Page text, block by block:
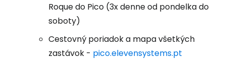
Roque do Pico (3x denne od pondelka do
soboty)
Cestovný poriadok a mapa všetkých
zastávok - pico.elevensystems.pt